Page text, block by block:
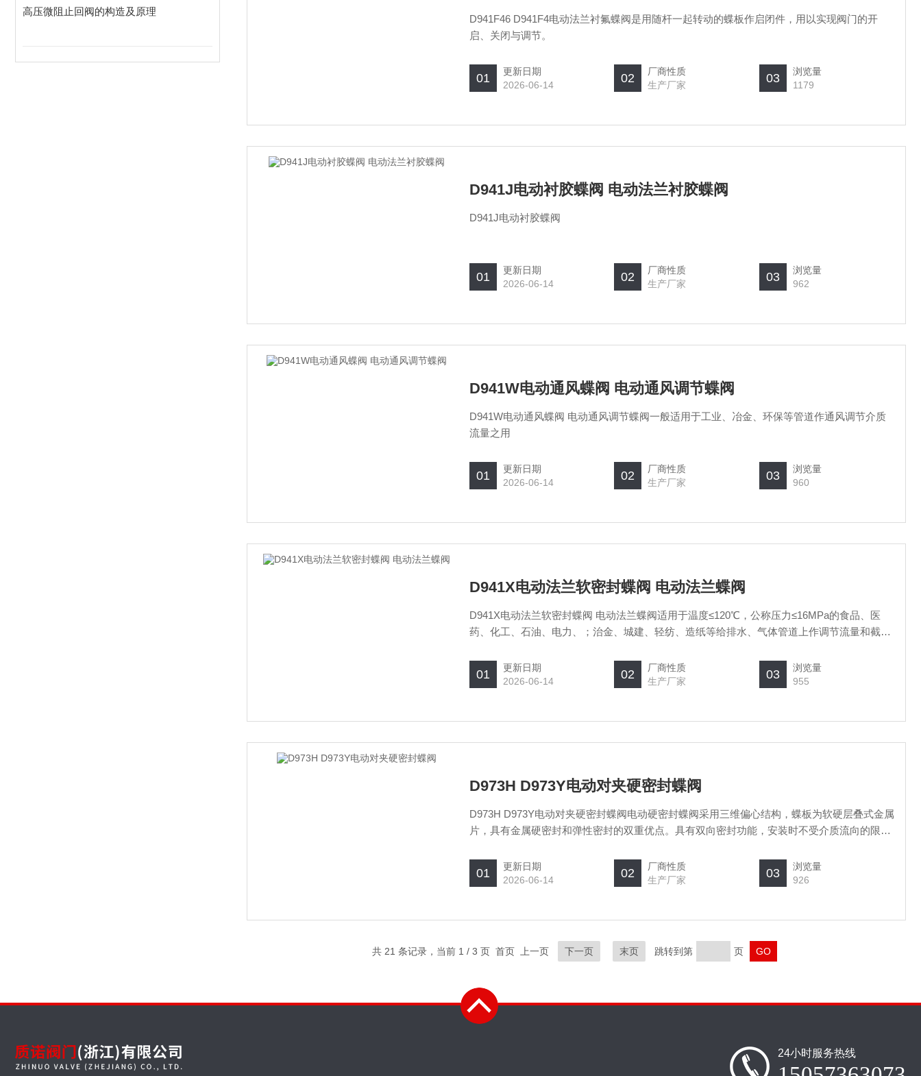
高压微阻止回阀的构造及原理
D941F46 D941F4电动法兰衬氟蝶阀是用随杆一起转动的蝶板作启闭件，用以实现阀门的开
启、关闭与调节。
01
更新日期
2026-06-14
02
厂商性质
生产厂家
03
浏览量
1179
D941J电动衬胶蝶阀 电动法兰衬胶蝶阀
D941J电动衬胶蝶阀
01
更新日期
2026-06-14
02
厂商性质
生产厂家
03
浏览量
962
D941W电动通风蝶阀 电动通风调节蝶阀
D941W电动通风蝶阀 电动通风调节蝶阀一般适用于工业、冶金、环保等管道作通风调节介质
流量之用
01
更新日期
2026-06-14
02
厂商性质
生产厂家
03
浏览量
960
D941X电动法兰软密封蝶阀 电动法兰蝶阀
D941X电动法兰软密封蝶阀 电动法兰蝶阀适用于温度≤120℃，公称压力≤16MPa的食品、医
药、化工、石油、电力、；治金、城建、轻纺、造纸等给排水、气体管道上作调节流量和截流
01
更新日期
2026-06-14
02
厂商性质
生产厂家
03
浏览量
955
D973H D973Y电动对夹硬密封蝶阀
D973H D973Y电动对夹硬密封蝶阀电动硬密封蝶阀采用三维偏心结构，蝶板为软硬层叠式金属
片，具有金属硬密封和弹性密封的双重优点。具有双向密封功能，安装时不受介质流向的限
01
更新日期
2026-06-14
02
厂商性质
生产厂家
03
浏览量
926
共 21 条记录，当前 1 / 3 页 首页 上一页 下一页 末页 跳转到第 页
24小时服务热线